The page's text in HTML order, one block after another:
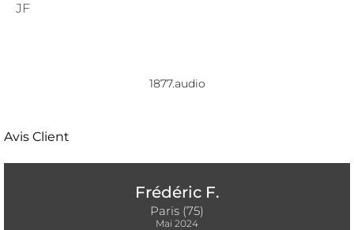
JF
1877.audio
Avis Client
Frédéric F.
Paris (75)
Mai 2024